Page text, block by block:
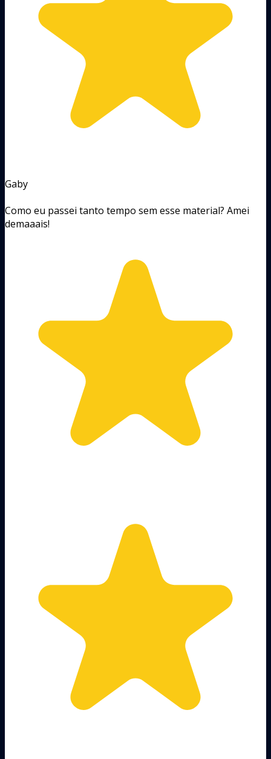
Gaby
Como eu passei tanto tempo sem esse material? Amei
demaaais!